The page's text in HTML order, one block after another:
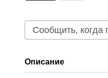
Сообщить, когда
Описание